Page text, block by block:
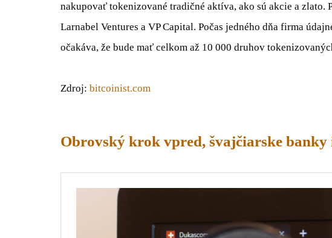
nakupovať tokenizované tradičné aktíva, ako sú akcie a zlato.
Larnabel Ventures a VP Capital. Počas jedného dňa firma
očakáva, že bude mať celkom až 10 000 druhov
Zdroj: bitcoinist.com
Obrovský krok vpred, švajčiarske banky